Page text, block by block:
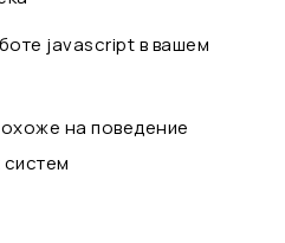
javascript в вашем
на поведение